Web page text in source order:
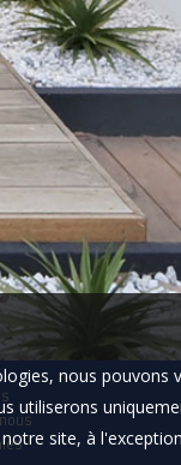
nous
utiliserons
site, à